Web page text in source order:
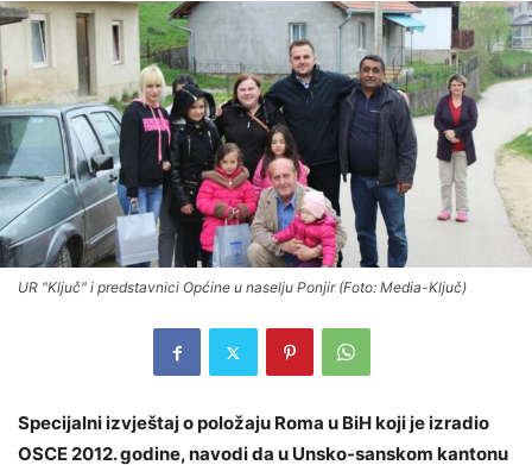
UR "Ključ" i predstavnici Općine u naselju Ponjir (Foto: Media-Ključ)
Specijalni izvještaj o položaju Roma u BiH koji je izradio
OSCE 2012. godine, navodi da u Unsko-sanskom kantonu